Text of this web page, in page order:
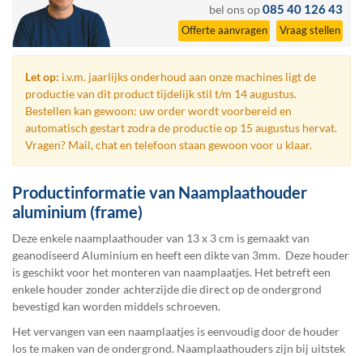
bel ons op085 40 126 43
Offerte aanvragen Vraag stellen
Let op: i.v.m. jaarlijks onderhoud aan onze machines ligt de
productie van dit product tijdelijk stil t/m 14 augustus.
Bestellen kan gewoon: uw order wordt voorbereid en
automatisch gestart zodra de productie op 15 augustus hervat.
Vragen? Mail, chat en telefoon staan gewoon voor u klaar.
Productinformatie van Naamplaathouder
aluminium (frame)
Deze enkele naamplaathouder van 13 x 3 cm is gemaakt van
geanodiseerd Aluminium en heeft een dikte van 3mm. Deze houder
is geschikt voor het monteren van naamplaatjes. Het betreft een
enkele houder zonder achterzijde die direct op de ondergrond
bevestigd kan worden middels schroeven.
Het vervangen van een naamplaatjes is eenvoudig door de houder
los te maken van de ondergrond. Naamplaathouders zijn bij uitstek